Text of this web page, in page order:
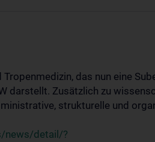
das nun eine
darstellt. Zusätzlich zu
strukturelle und
news/detail/?